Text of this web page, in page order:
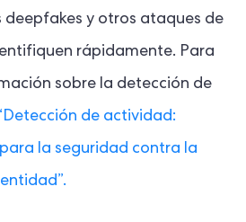
deepfakes y otros ataques de
rápidamente. Para
sobre la detección de
de actividad:
la seguridad contra la